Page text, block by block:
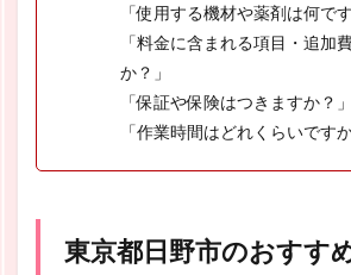
「使用する機材や薬剤は何で
「料金に含まれる項目・追加
か？」
「保証や保険はつきますか？」
「作業時間はどれくらいですか
東京都日野市のおすす